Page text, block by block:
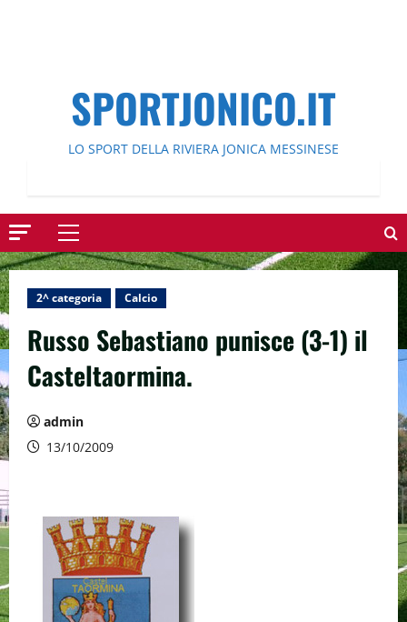
SPORTJONICO.IT
LO SPORT DELLA RIVIERA JONICA MESSINESE
Menu
principale
2^ categoria Calcio
Russo Sebastiano punisce (3-1) il
Casteltaormina.
admin
13/10/2009